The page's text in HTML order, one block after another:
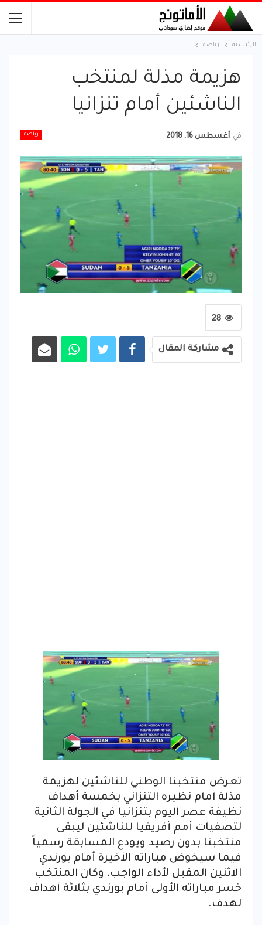
الرئيسية رياضة
هزيمة مذلة لمنتخب
الناشئين أمام تنزانيا
رياضة في أغسطس 16, 2018
28
مشاركة المقال
تعرض منتخبنا الوطني للناشئين لهزيمة
مذلة امام نظيره التنزاني بخمسة أهداف
نظيفة عصر اليوم بتنزانيا في الجولة الثانية
لتصفيات أمم أفريقيا للناشئين ليبقى
منتخبنا بدون رصيد ويودع المسابقة رسمياً
فيما سيخوض مباراته الأخيرة أمام بورندي
الاثنين المقبل لأداء الواجب، وكان المنتخب
خسر مباراته الأولى أمام بورندي بثلاثة أهداف
لهدف.